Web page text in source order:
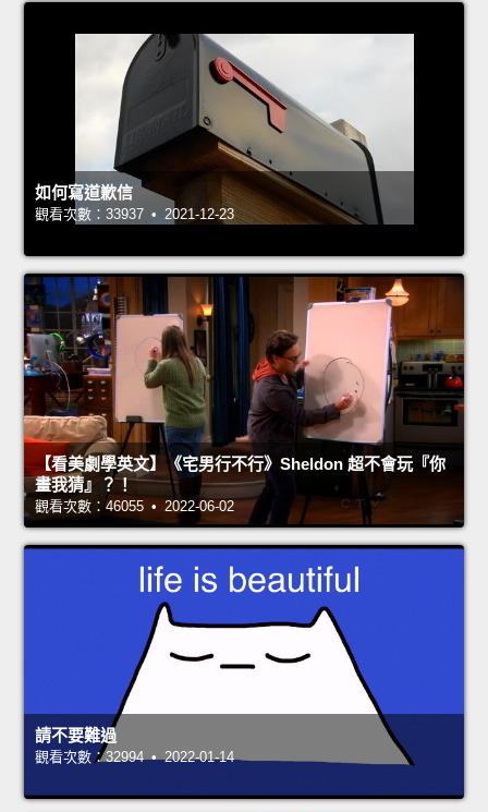
如何寫道歉信
觀看次數：33937 • 2021-12-23
【看美劇學英文】《宅男行不行》Sheldon 超不會玩『你
畫我猜』？！
觀看次數：46055 • 2022-06-02
請不要難過
觀看次數：32994 • 2022-01-14